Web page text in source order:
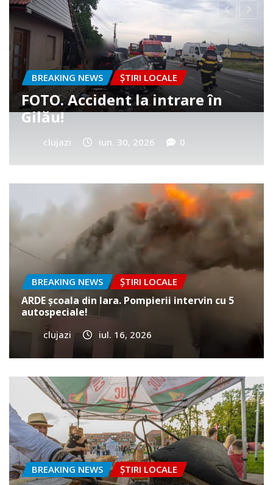
BREAKING NEWS ȘTIRI LOCALE
Cum a murit băiețelul din
Vultureni? Era cu tatăl în
cimitir
clujazi iun. 25, 2026 0
BREAKING NEWS ȘTIRI LOCALE
ARDE școala din Iara. Pompierii intervin cu 5
autospeciale!
clujazi iul. 16, 2026
BREAKING NEWS ȘTIRI LOCALE